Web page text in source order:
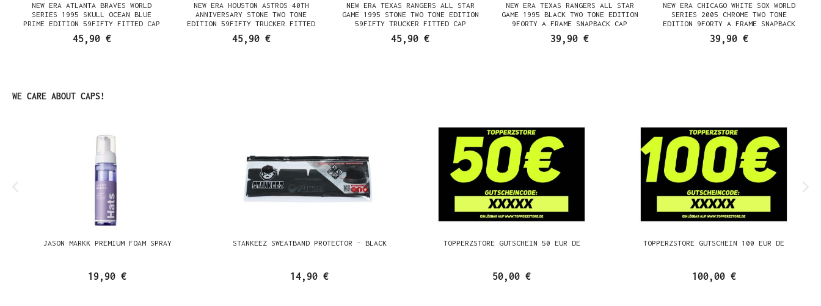
NEW ERA ATLANTA BRAVES WORLD
SERIES 1995 SKULL OCEAN BLUE
PRIME EDITION 59FIFTY FITTED CAP
45,90 €
NEW ERA HOUSTON ASTROS 40TH
ANNIVERSARY STONE TWO TONE
EDITION 59FIFTY TRUCKER FITTED
CAP
45,90 €
NEW ERA TEXAS RANGERS ALL STAR
GAME 1995 STONE TWO TONE EDITION
59FIFTY TRUCKER FITTED CAP
45,90 €
NEW ERA TEXAS RANGERS ALL STAR
GAME 1995 BLACK TWO TONE EDITION
9FORTY A FRAME SNAPBACK CAP
39,90 €
NEW ERA CHICAGO WHITE SOX WORLD
SERIES 2005 CHROME TWO TONE
EDITION 9FORTY A FRAME SNAPBACK
CAP
39,90 €
Produktgalerie überspringen
WE CARE ABOUT CAPS!
JASON MARKK PREMIUM FOAM SPRAY
19,90 €
STANKEEZ SWEATBAND PROTECTOR - BLACK
14,90 €
TOPPERZSTORE GUTSCHEIN 50 EUR DE
50,00 €
TOPPERZSTORE GUTSCHEIN 100 EUR DE
100,00 €